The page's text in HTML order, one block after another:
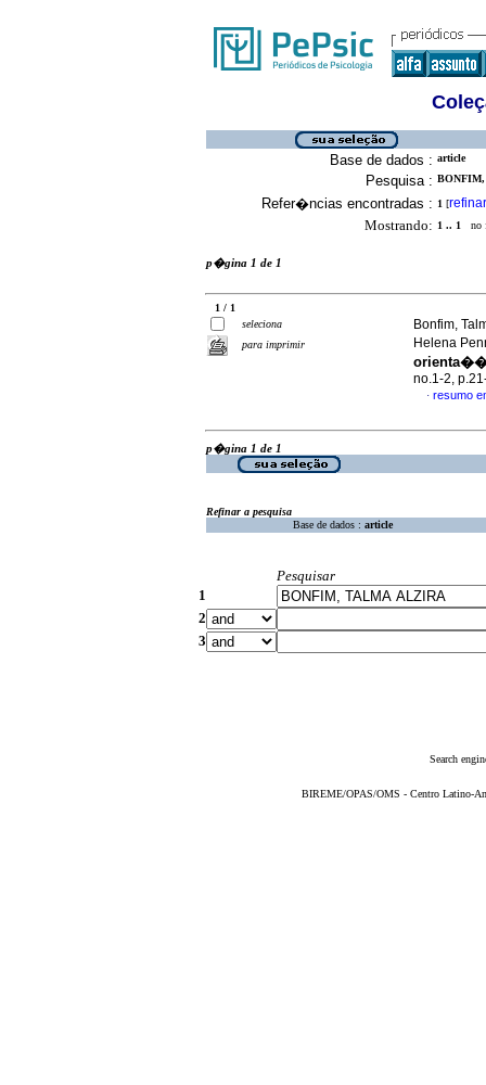
Base de dados : article
Pesquisa :
Refer�ncias encontradas : 1 [refinar
Mostrando: 1 .. 1 no
p�gina 1 de 1
1 / 1
seleciona
para imprimir
Bonfim,
Helena
no.1-2,
· resumo
p�gina 1 de 1
Refinar a pesquisa
Base de dados : article
Pesquisar
1
2
3
Search
BIREME/OPAS/OMS - Centro Latino-